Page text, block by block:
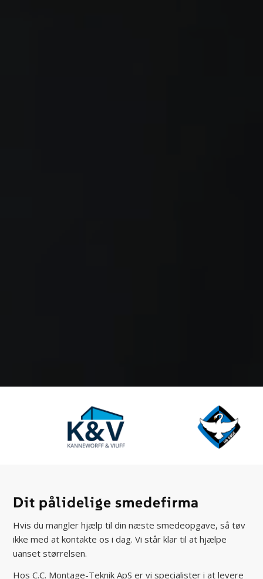
Dit pålidelige smedefirma
Hvis du mangler hjælp til din næste smedeopgave, så tøv
ikke med at kontakte os i dag. Vi står klar til at hjælpe
uanset størrelsen.
Hos C.C. Montage-Teknik ApS er vi specialister i at levere